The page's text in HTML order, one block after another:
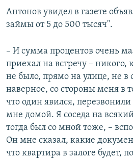
Антонов увидел в газете
займы от 5 до 500 тысяч".
– И сумма процентов очень
приехал на встречу – никого,
не было, прямо на улице, не в
наверное, со стороны меня в
что один явился,
мне домой. Я соседа на
тогда был со мной тоже, –
Он мне сказал, какие
что квартира в залоге будет,